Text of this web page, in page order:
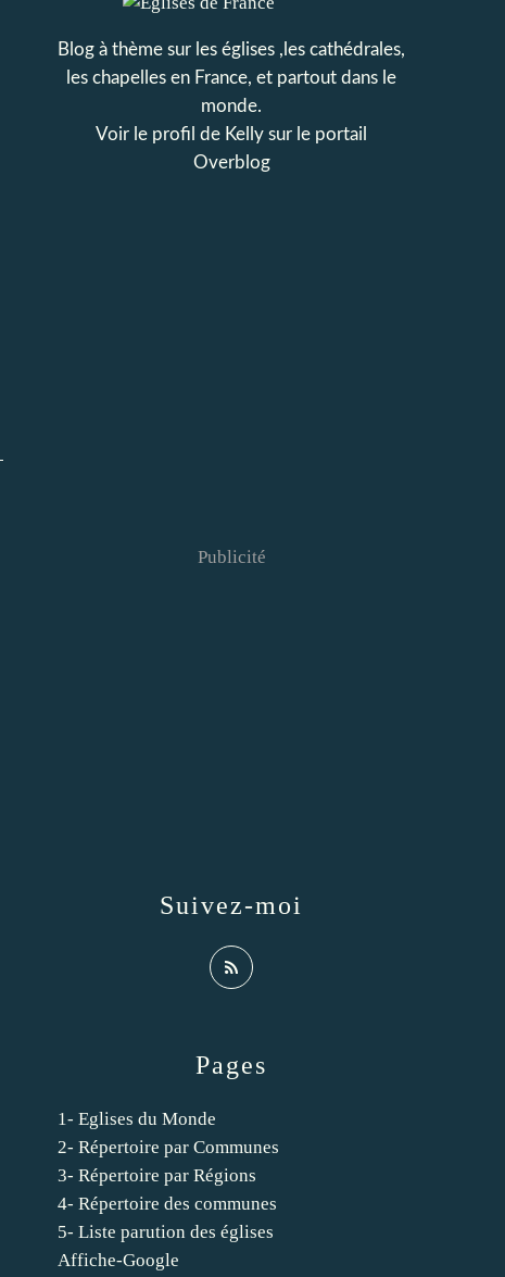
Pages
1- Eglises du Monde
2- Répertoire par Communes
3- Répertoire par Régions
4- Répertoire des communes
5- Liste parution des églises
Affiche-Google
Blog à thème sur les églises ,les cathédrales,
les chapelles en France, et partout dans le
monde.
Voir le profil de Kelly sur le portail
Overblog
Suivez-moi
Publicité